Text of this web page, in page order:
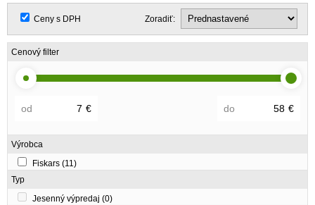
Ceny s DPH Zoradiť:
Cenový filter
od € do €
Výrobca
Fiskars (11)
Typ
Jesenný výpredaj (0)